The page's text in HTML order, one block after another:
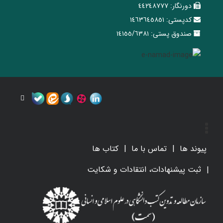
دورنگار: ٤٤٢٤٨٧٧٧
کدپستی: ١٤٦٣٦٤٥٨٥١
صندوق پستی: ١٤١٥٥/٦٣٨١
پیوند ها تماس با ما
کتاب ها
ثبت پیشنهادات، انتقادات و شکایت